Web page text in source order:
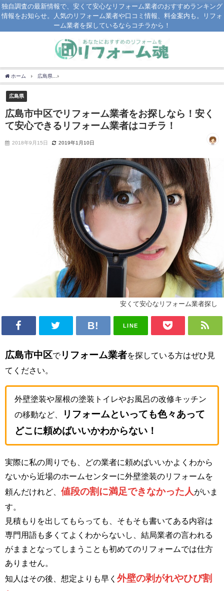
独自調査の最新情報で、安くて安心なリフォーム業者のおすすめランキング
情報をお知らせ。人気のリフォーム業者や口コミ情報、料金案内も。リフォ
ーム業者を探しているならコチラから！
ホーム 広島県
広島県
広島市中区でリフォーム業者をお探しなら！安く
て安心できるリフォーム業者はコチラ！
2018年9月15日 2019年1月10日
安くて安心なリフォーム業者探し
LINE
広島市中区でリフォーム業者を探している方はぜひ見
てください。
外壁塗装や屋根の塗装トイレやお風呂の改修キッチン
の移動など、
リフォームといっても色々あって
どこに頼めばいいかわからない！
実際に私の周りでも、どの業者に頼めばいいかよくわから
ないから近場のホームセンターに外壁塗装のリフォームを
頼んだけれど、 値段の割に満足できなかった人 がいま
す。
見積もりを出してもらっても、そもそも書いてある内容は
専門用語も多くてよくわからないし、結局業者の言われる
がままとなってしまうことも初めてのリフォームでは仕方
ありません。
知人はその後、想定よりも早く 外壁の剥がれやひび割